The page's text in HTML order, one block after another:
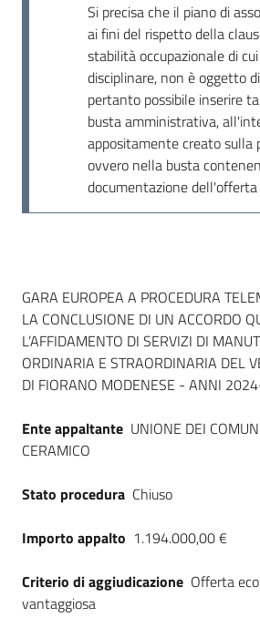
Si precisa che il piano di
ai fini del rispetto della
stabilità occupazionale di
disciplinare, non è oggetto
pertanto possibile inserire
busta amministrativa,
appositamente creato sulla
ovvero nella busta
documentazione
Dati del bando
GARA EUROPEA A PROCEDURA
LA CONCLUSIONE DI UN ACCORDO
L’AFFIDAMENTO DI SERVIZI DI
ORDINARIA E STRAORDINARIA DEL
DI FIORANO MODENESE - ANNI
Ente appaltante UNIONE DEI
CERAMICO
Stato procedura Chiuso
Importo appalto 1.194.000,00 €
Criterio di aggiudicazione Offerta
vantaggiosa